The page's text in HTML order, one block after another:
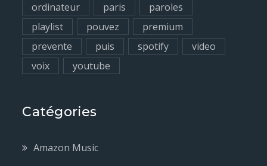
ordinateur
paris
paroles
playlist
pouvez
premium
prevente
puis spotify
video
voix
youtube
Catégories
Amazon Music